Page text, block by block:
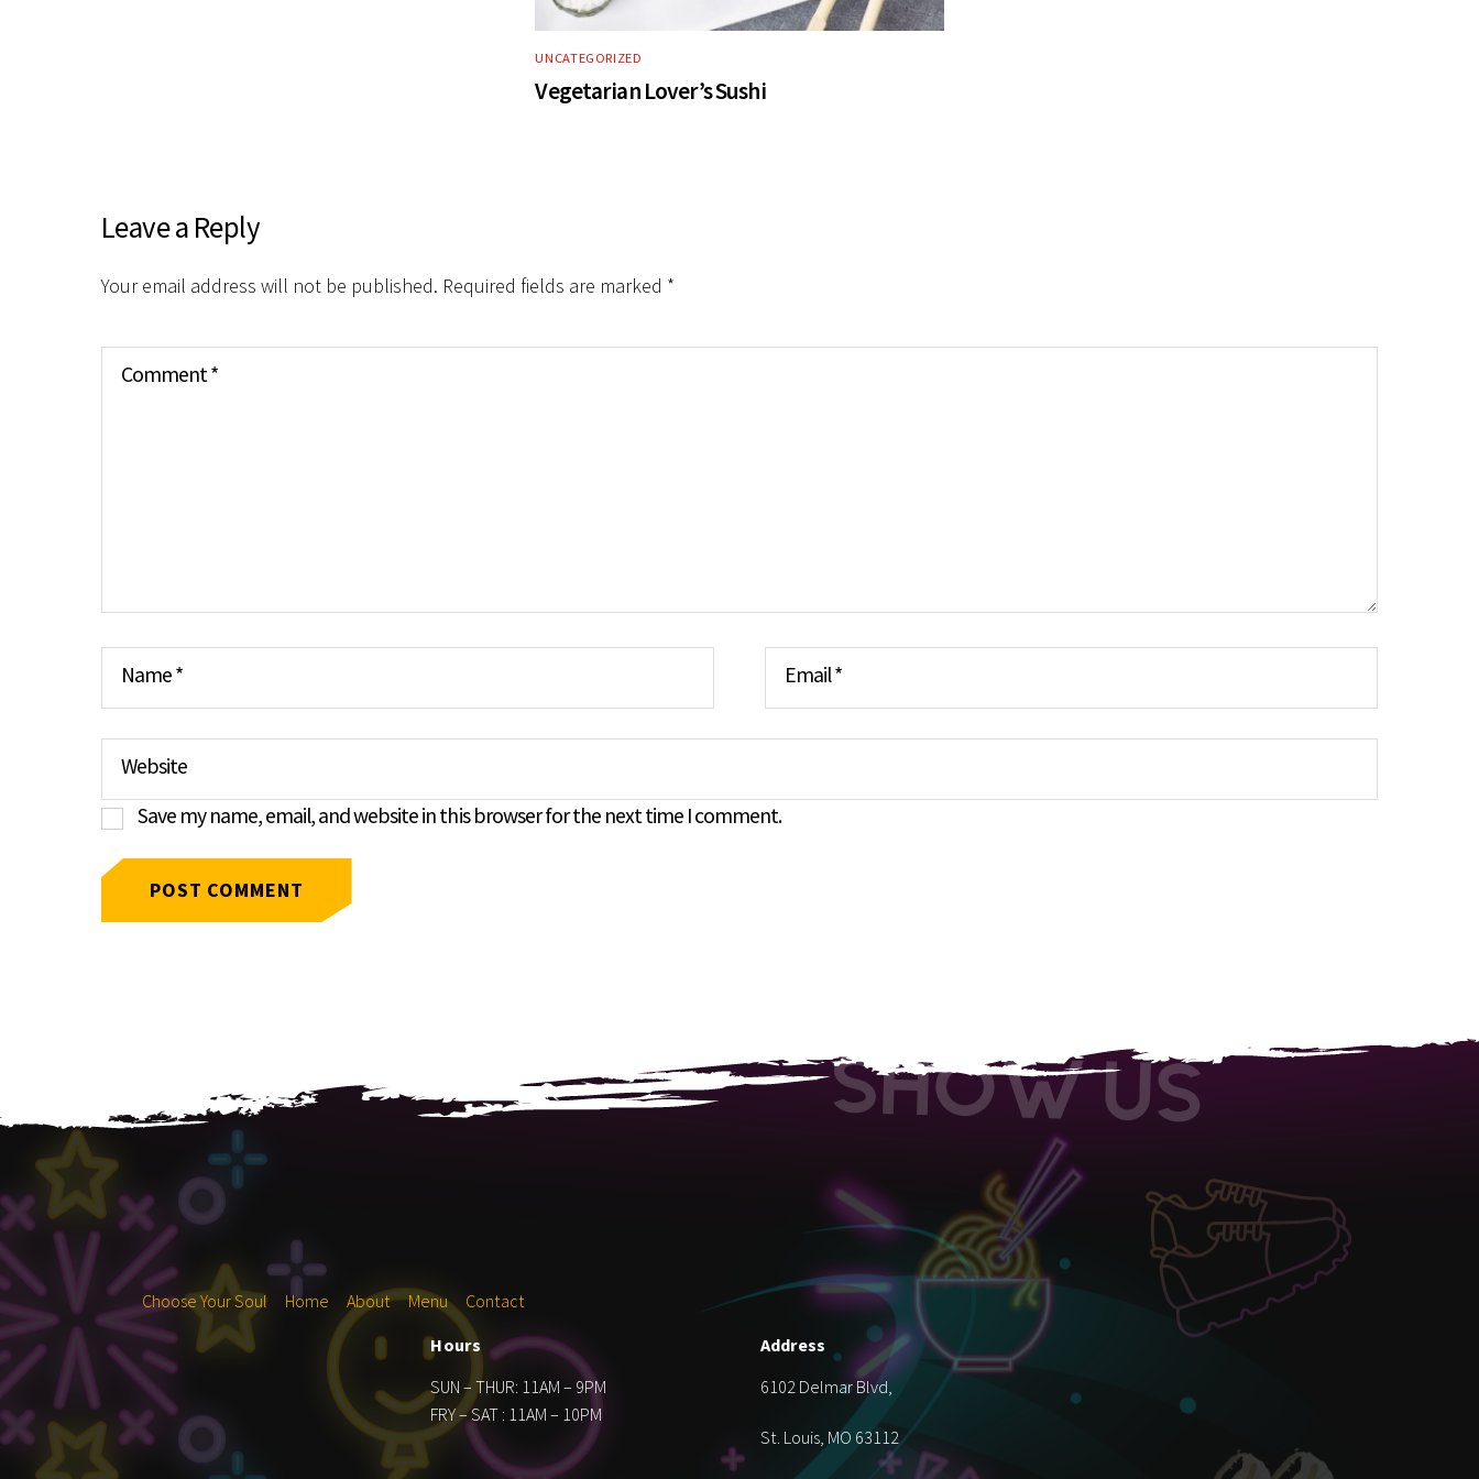
UNCATEGORIZED
Vegetarian Lover’s Sushi
Leave a Reply
Your email address will not be published. Required fields are marked *
Comment*
Name* Email*
Website
Save my name, email, and website in this browser for the next time I comment.
Choose Your Soul Home About Menu
Contact
Hours
SUN – THUR: 11AM – 9PM
FRY – SAT : 11AM – 10PM
Address
6102 Delmar Blvd,
St. Louis, MO 63112